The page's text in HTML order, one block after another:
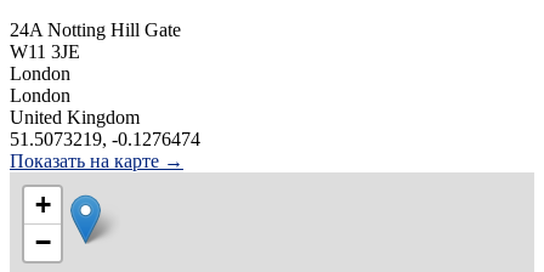
24A Notting Hill Gate
W11 3JE
London
London
United Kingdom
51.5073219, -0.1276474
Показать на карте →
+
−